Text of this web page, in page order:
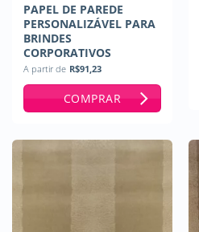
PAPEL DE PAREDE
PERSONALIZÁVEL PARA
BRINDES
CORPORATIVOS
A partir de R$91,23
COMPRAR